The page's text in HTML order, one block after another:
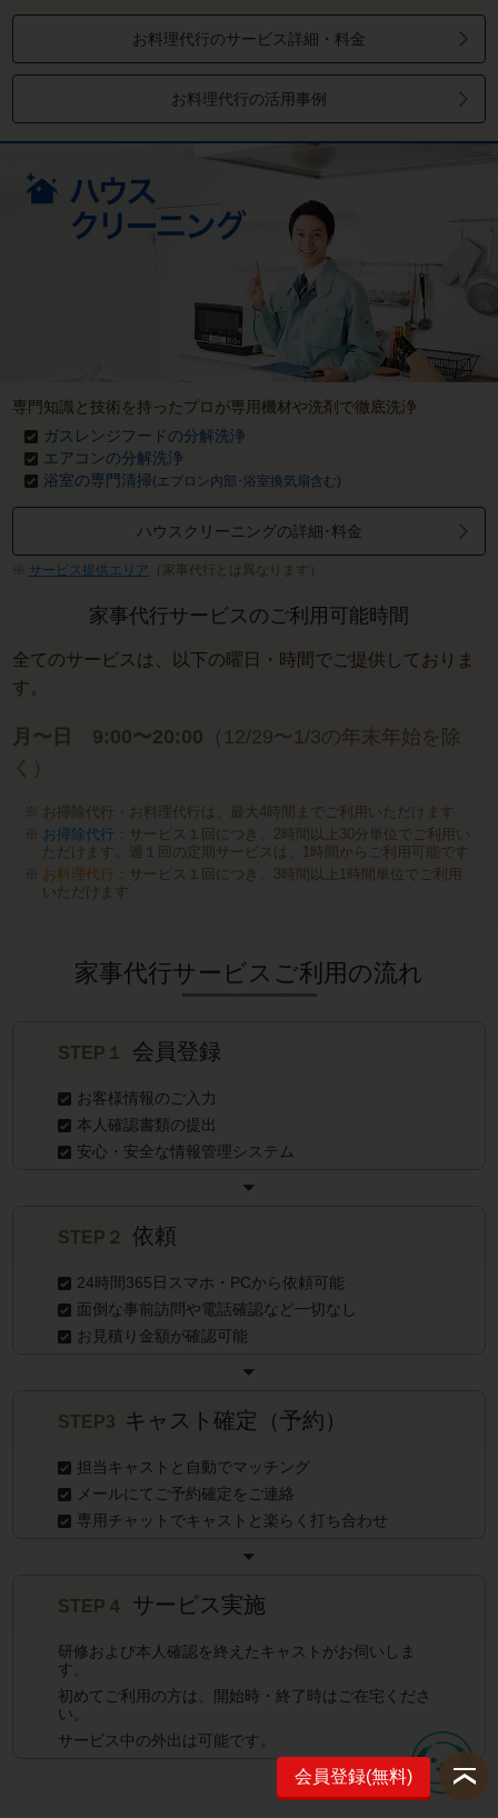
お料理代行のサービス詳細・料金
お料理代行の活用事例
専門知識と技術を持ったプロが専用機材や洗剤で徹底洗浄
ガスレンジフードの分解洗浄
エアコンの分解洗浄
浴室の専門清掃(エプロン内部･浴室換気扇含む)
ハウスクリーニングの詳細･料金
サービス提供エリア （家事代行とは異なります）
家事代行サービスのご利用可能時間
全てのサービスは、以下の曜日・時間でご提供しておりま
す。
月〜日 9:00〜20:00 （12/29〜1/3の年末年始を除
く）
お掃除代行・お料理代行は、最大4時間までご利用いただけます
お掃除代行 ：サービス１回につき、2時間以上30分単位でご利用い
ただけます。週１回の定期サービスは、1時間からご利用可能です
お料理代行 ：サービス１回につき、3時間以上1時間単位でご利用
いただけます
家事代行サービスご利用の流れ
STEP１ 会員登録
お客様情報のご入力
本人確認書類の提出
安心・安全な情報管理システム
STEP２依頼
24時間365日スマホ・PCから依頼可能
面倒な事前訪問や電話確認など一切なし
お見積り金額が確認可能
STEP3 キャスト確定（予約）
担当キャストと自動でマッチング
メールにてご予約確定をご連絡
専用チャットでキャストと楽らく打ち合わせ
STEP４ サービス実施
研修および本人確認を終えたキャストがお伺いしま
す。
初めてご利用の方は、開始時・終了時はご在宅くださ
い。
サービス中の外出は可能です。
会員登録(無料)